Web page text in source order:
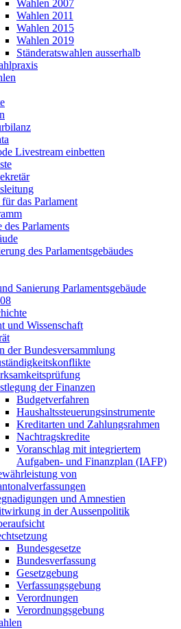
Wahlen 2007
Wahlen 2011
Wahlen 2015
Wahlen 2019
Ständeratswahlen ausserhalb
Livestream einbetten
das Parlament
des Parlaments
des Parlamentsgebäudes
Sanierung Parlamentsgebäude
und Wissenschaft
der Bundesversammlung
der Finanzen
Budgetverfahren
Haushaltssteuerungsinstrumente
Kreditarten und Zahlungsrahmen
Nachtragskredite
Voranschlag mit integriertem
Aufgaben- und Finanzplan (IAFP)
von
und Amnestien
in der Aussenpolitik
Bundesgesetze
Bundesverfassung
Gesetzgebung
Verfassungsgebung
Verordnungen
Verordnungsgebung